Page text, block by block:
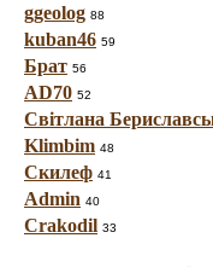
ggeolog 88
kuban46 59
Брат 56
AD70 52
Світлана
Klimbim 48
Скилеф 41
Admin 40
Crakodil 33